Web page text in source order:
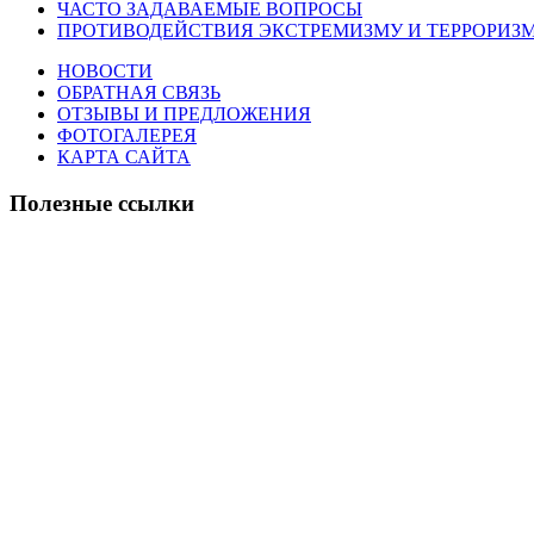
ЧАСТО ЗАДАВАЕМЫЕ ВОПРОСЫ
ПРОТИВОДЕЙСТВИЯ ЭКСТРЕМИЗМУ И
НОВОСТИ
ОБРАТНАЯ СВЯЗЬ
ОТЗЫВЫ И ПРЕДЛОЖЕНИЯ
ФОТОГАЛЕРЕЯ
КАРТА САЙТА
Полезные ссылки